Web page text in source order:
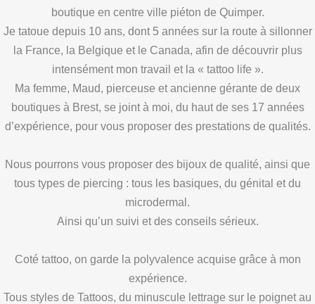
boutique en centre ville piéton de Quimper.
Je tatoue depuis 10 ans, dont 5 années sur la route à sillonner
la France, la Belgique et le Canada, afin de découvrir plus
intensément mon travail et la « tattoo life ».
Ma femme, Maud, pierceuse et ancienne gérante de deux
boutiques à Brest, se joint à moi, du haut de ses 17 années
d’expérience, pour vous proposer des prestations de qualités.
Nous pourrons vous proposer des bijoux de qualité, ainsi que
tous types de piercing : tous les basiques, du génital et du
microdermal.
Ainsi qu’un suivi et des conseils sérieux.
Coté tattoo, on garde la polyvalence acquise grâce à mon
expérience.
Tous styles de Tattoos, du minuscule lettrage sur le poignet au